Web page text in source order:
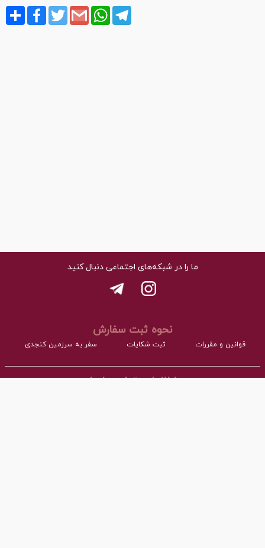
ShareFacebookTwitter Gmail
WhatsAppTelegram
ما را در شبکه‌های اجتماعی دنبال کنید
نحوه ثبت سفارش
قوانین و مقررات ثبت شکایات سفر به سرزمین کنجدی
اطلاعات تماس با ما